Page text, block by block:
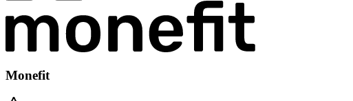
Monefit